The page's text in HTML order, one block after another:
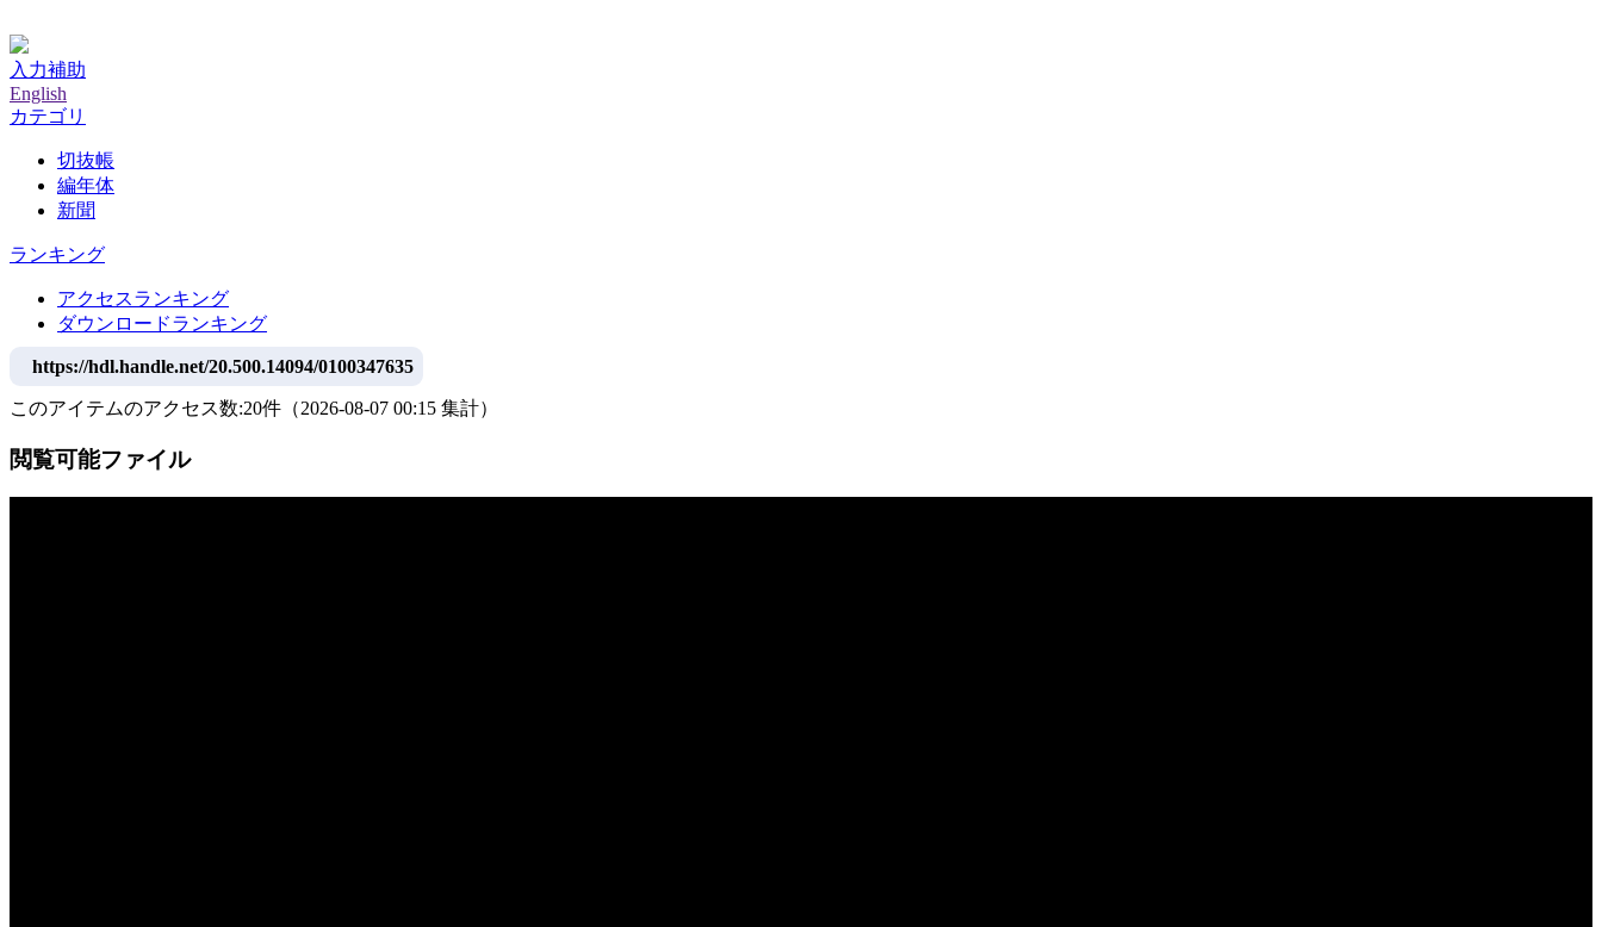
入力補助
English
カテゴリ
切抜帳
編年体
新聞
ランキング
アクセスランキング
ダウンロードランキング
https://hdl.handle.net/20.500.14094/0100347635
このアイテムのアクセス数:20件 （2026-08-07 00:15 集計）
閲覧可能ファイル